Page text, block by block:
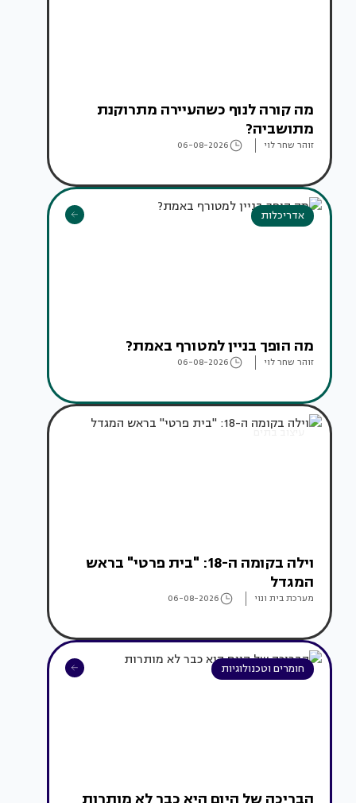
מה קורה לנוף כשהעיירה מתרוקנת
מתושביה?
זוהר שחר לוי 06-08-2026
אדריכלות
מה הופך בניין למטורף באמת?
זוהר שחר לוי 06-08-2026
עיצוב בתים
וילה בקומה ה-18: "בית פרטי" בראש
המגדל
מערכת בית ונוי 06-08-2026
חומרים וטכנולוגיות